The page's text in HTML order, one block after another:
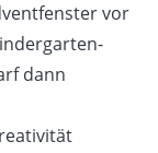
vor
dann